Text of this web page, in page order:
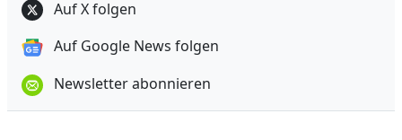
Auf X folgen
Auf Google News folgen
Newsletter abonnieren